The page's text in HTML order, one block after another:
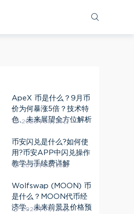
ApeX 币是什么？9月币
价为何暴涨5倍？技术特
色、未来展望全方位解析
2026年01月26日
币安闪兑是什么?如何使
用?币安APP中闪兑操作
教学与手续费详解
2026年01月25日
Wolfswap (MOON) 币
是什么？MOON代币经
济学、未来前景及价格预
2026年01月26日